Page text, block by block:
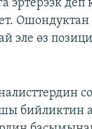
эртерээк
эле өз
бийликтин